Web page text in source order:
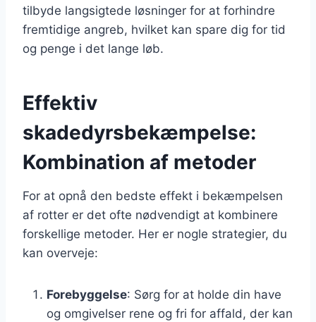
tilbyde langsigtede løsninger for at forhindre
fremtidige angreb, hvilket kan spare dig for tid
og penge i det lange løb.
Effektiv
skadedyrsbekæmpelse:
Kombination af metoder
For at opnå den bedste effekt i bekæmpelsen
af rotter er det ofte nødvendigt at kombinere
forskellige metoder. Her er nogle strategier, du
kan overveje:
Forebyggelse: Sørg for at holde din have
og omgivelser rene og fri for affald, der kan